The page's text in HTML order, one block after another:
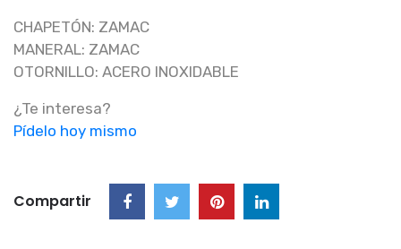
CHAPETÓN: ZAMAC
MANERAL: ZAMAC
OTORNILLO: ACERO INOXIDABLE
¿Te interesa?
Pídelo hoy mismo
Compartir